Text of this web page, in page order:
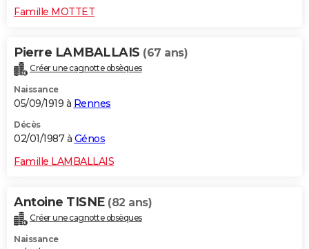
Famille MOTTET
Pierre LAMBALLAIS (67 ans)
Créer une cagnotte obsèques
Naissance
05/09/1919 à Rennes
Décès
02/01/1987 à Génos
Famille LAMBALLAIS
Antoine TISNE (82 ans)
Créer une cagnotte obsèques
Naissance